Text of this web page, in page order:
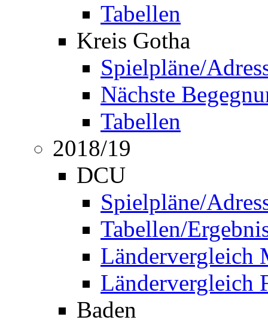
Tabellen
Kreis Gotha
Spielpläne/
Nächste
Tabellen
2018/19
DCU
Spielpläne/
Tabellen/
Ländervergleich
Ländervergleich
Baden